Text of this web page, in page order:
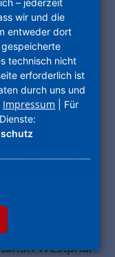
das
und
und
Westphal
wir und die
entweder dort
technisch nicht
erforderlich ist
durch uns und
Impressum | Für